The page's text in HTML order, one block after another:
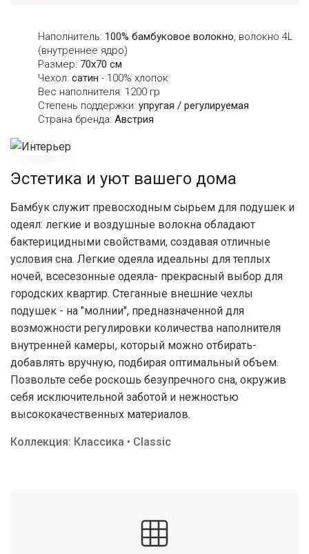
Наполнитель: 100% бамбуковое волокно, волокно 4L
(внутреннее ядро)
Размер: 70х70 см
Чехол: сатин - 100% хлопок
Вес наполнителя: 1200 гр
Степень поддержки: упругая / регулируемая
Страна бренда: Австрия
Эстетика и уют вашего дома
Бамбук служит превосходным сырьем для подушек и
одеял: легкие и воздушные волокна обладают
бактерицидными свойствами, создавая отличные
условия сна. Легкие одеяла идеальны для теплых
ночей, всесезонные одеяла- прекрасный выбор для
городских квартир. Стеганные внешние чехлы
подушек - на "молнии", предназначенной для
возможности регулировки количества наполнителя
внутренней камеры, который можно отбирать-
добавлять вручную, подбирая оптимальный объем.
Позвольте себе роскошь безупречного сна, окружив
себя исключительной заботой и нежностью
высококачественных материалов.
Коллекция: Классика • Classic